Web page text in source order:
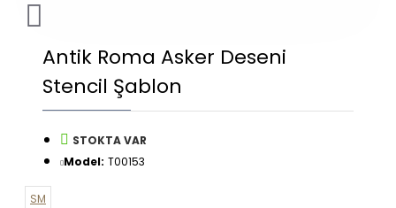
Antik Roma Asker Deseni
Stencil Şablon
STOKTA VAR
Model: T00153
SM